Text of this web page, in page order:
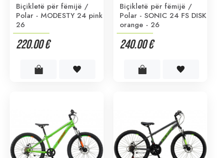
Biçikletë për fëmijë /
Polar - MODESTY 24 pink
26
220.00 €
Biçikletë për fëmijë /
Polar - SONIC 24 FS DISK
orange - 26
240.00 €